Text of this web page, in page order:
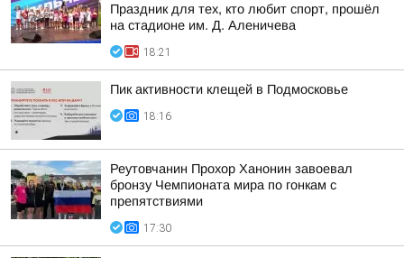
Праздник для тех, кто любит спорт, прошёл
на стадионе им. Д. Аленичева
18:21
Пик активности клещей в Подмосковье
18:16
Реутовчанин Прохор Ханонин завоевал
бронзу Чемпионата мира по гонкам с
препятствиями
17:30